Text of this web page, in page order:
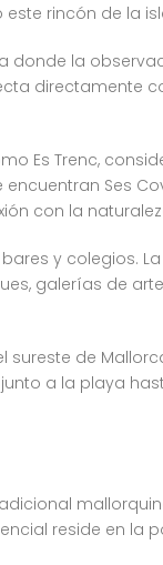
rincón de la
donde la
directamente
Es Trenc,
Ses
con la
y colegios.
galerías de
de
a la playa
reside en la